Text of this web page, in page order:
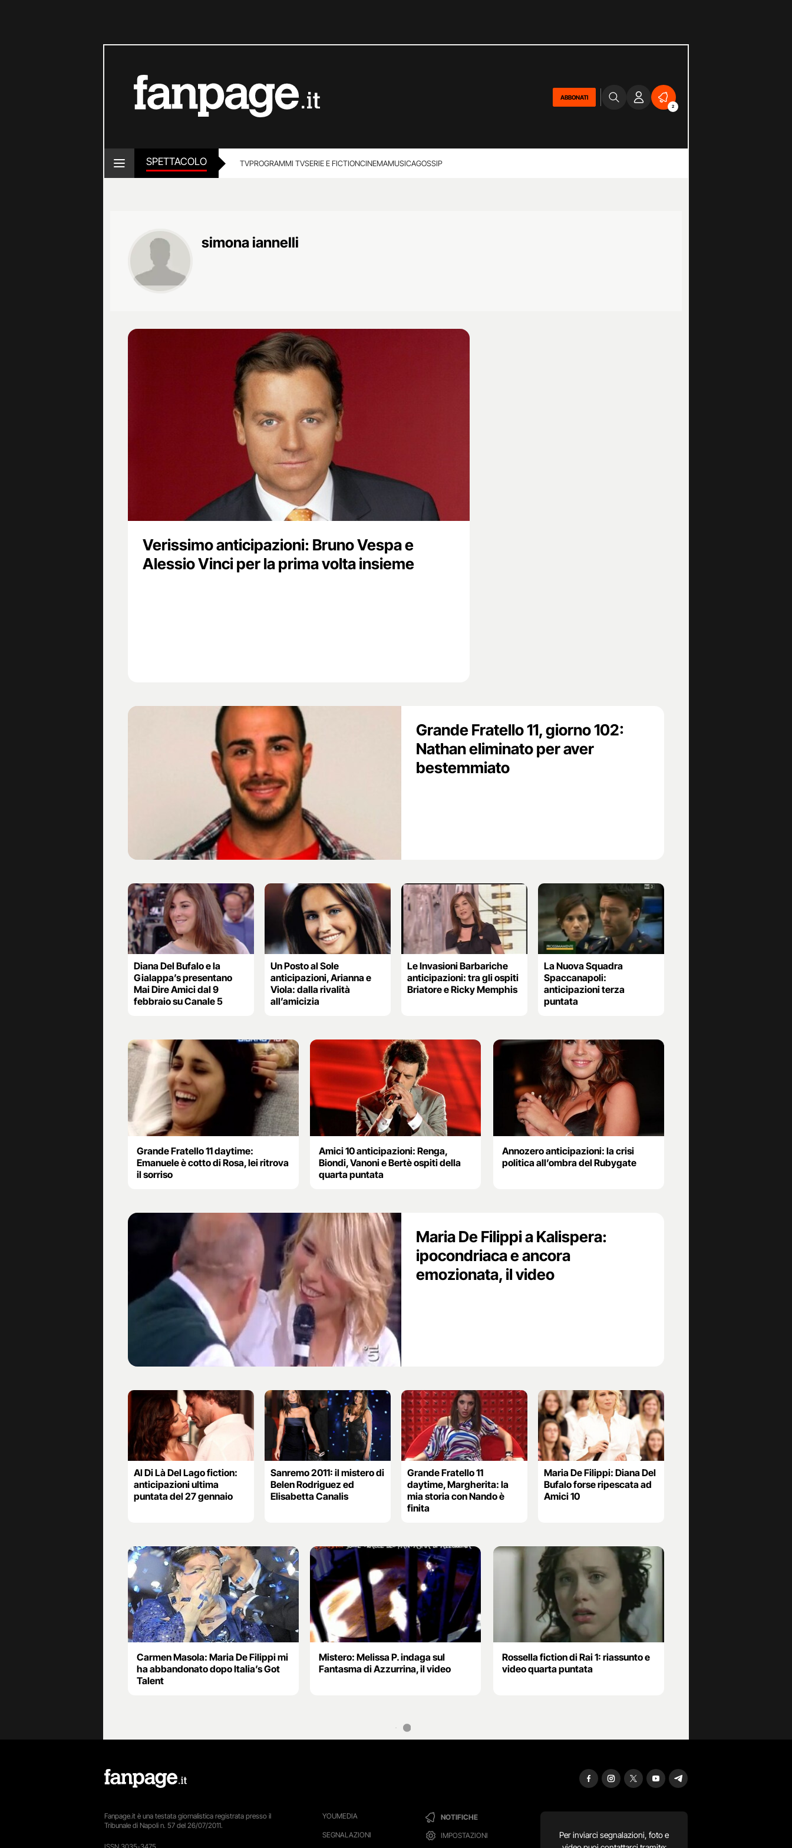
ABBONATI
2
SPETTACOLO TVPROGRAMMI TVSERIE E FICTIONCINEMAMUSICAGOSSIP
simona iannelli
Verissimo anticipazioni: Bruno Vespa e
Alessio Vinci per la prima volta insieme
Grande Fratello 11, giorno 102:
Nathan eliminato per aver
bestemmiato
Diana Del Bufalo e la
Gialappa’s presentano
Mai Dire Amici dal 9
febbraio su Canale 5
Un Posto al Sole
anticipazioni, Arianna e
Viola: dalla rivalità
all’amicizia
Le Invasioni Barbariche
anticipazioni: tra gli ospiti
Briatore e Ricky Memphis
La Nuova Squadra
Spaccanapoli:
anticipazioni terza
puntata
Grande Fratello 11 daytime:
Emanuele è cotto di Rosa, lei ritrova
il sorriso
Amici 10 anticipazioni: Renga,
Biondi, Vanoni e Bertè ospiti della
quarta puntata
Annozero anticipazioni: la crisi
politica all’ombra del Rubygate
Maria De Filippi a Kalispera:
ipocondriaca e ancora
emozionata, il video
Al Di Là Del Lago fiction:
anticipazioni ultima
puntata del 27 gennaio
Sanremo 2011: il mistero di
Belen Rodriguez ed
Elisabetta Canalis
Grande Fratello 11
daytime, Margherita: la
mia storia con Nando è
finita
Maria De Filippi: Diana Del
Bufalo forse ripescata ad
Amici 10
Carmen Masola: Maria De Filippi mi
ha abbandonato dopo Italia’s Got
Talent
Mistero: Melissa P. indaga sul
Fantasma di Azzurrina, il video
Rossella fiction di Rai 1: riassunto e
video quarta puntata
YOUMEDIA
SEGNALAZIONI
NOTIFICHE
IMPOSTAZIONI
Per inviarci segnalazioni, foto e
Fanpage.it è una testata giornalistica registrata presso il
Tribunale di Napoli n. 57 del 26/07/2011.